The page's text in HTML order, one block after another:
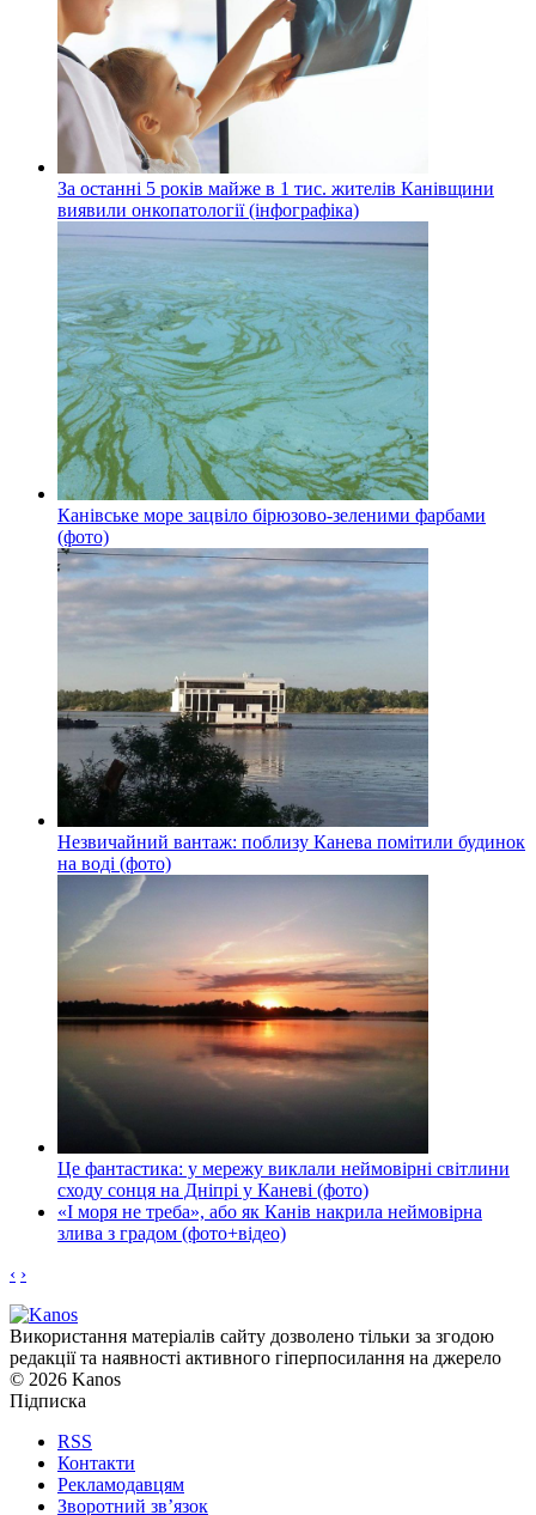
За останні 5 років майже в 1 тис. жителів Канівщини
виявили онкопатології (інфографіка)
Канівське море зацвіло бірюзово-зеленими фарбами
(фото)
Незвичайний вантаж: поблизу Канева помітили будинок
на воді (фото)
Це фантастика: у мережу виклали неймовірні світлини
сходу сонця на Дніпрі у Каневі (фото)
«І моря не треба», або як Канів накрила неймовірна
злива з градом (фото+відео)
‹ ›
Використання матеріалів сайту дозволено тільки за згодою
редакції та наявності активного гіперпосилання на джерело
© 2026 Kanos
Підписка
RSS
Контакти
Рекламодавцям
Зворотний зв’язок